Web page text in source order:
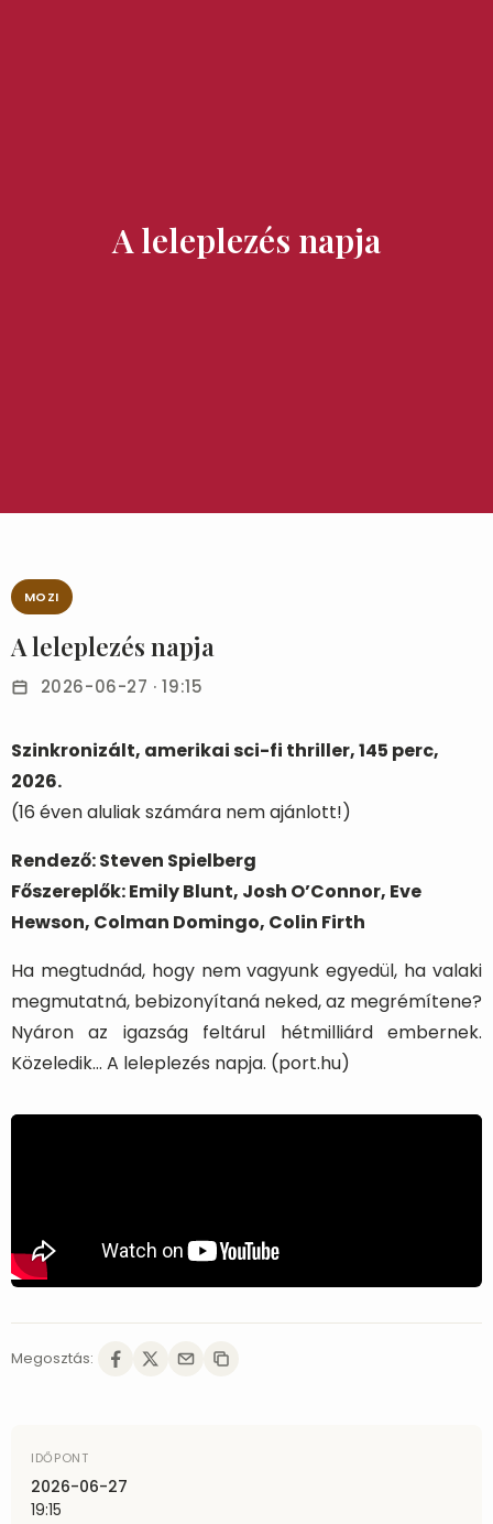
A leleplezés napja
MOZI
A leleplezés napja
2026-06-27 · 19:15
Szinkronizált, amerikai sci-fi thriller, 145 perc,
2026.
(16 éven aluliak számára nem ajánlott!)
Rendező: Steven Spielberg
Főszereplők: Emily Blunt, Josh O’Connor, Eve
Hewson, Colman Domingo, Colin Firth
Ha megtudnád, hogy nem vagyunk egyedül, ha valaki
megmutatná, bebizonyítaná neked, az megrémítene?
Nyáron az igazság feltárul hétmilliárd embernek.
Közeledik… A leleplezés napja. (port.hu)
Megosztás:
IDŐPONT
2026-06-27
19:15